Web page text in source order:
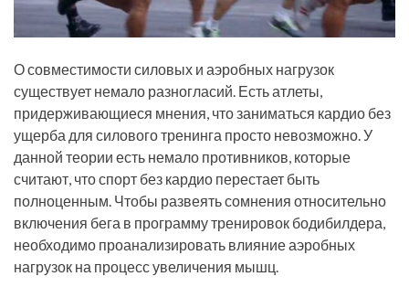
О совместимости силовых и аэробных нагрузок
существует немало разногласий. Есть атлеты,
придерживающиеся мнения, что заниматься кардио без
ущерба для силового тренинга просто невозможно. У
данной теории есть немало противников, которые
считают, что спорт без кардио перестает быть
полноценным. Чтобы развеять сомнения относительно
включения бега в программу тренировок бодибилдера,
необходимо проанализировать влияние аэробных
нагрузок на процесс увеличения мышц.